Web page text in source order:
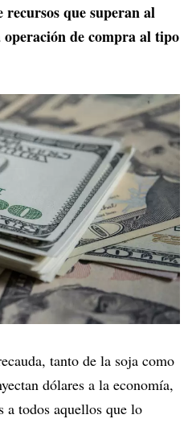
recursos que superan al
de compra al tipo
tanto de la soja como
dólares a la economía,
a todos aquellos que lo